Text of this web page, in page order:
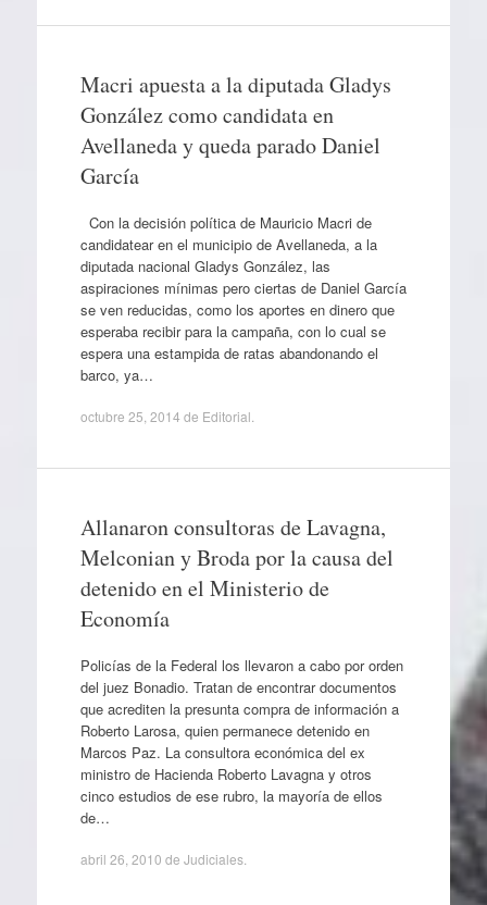
Macri apuesta a la diputada Gladys
González como candidata en
Avellaneda y queda parado Daniel
García
Con la decisión política de Mauricio Macri de
candidatear en el municipio de Avellaneda, a la
diputada nacional Gladys González, las
aspiraciones mínimas pero ciertas de Daniel García
se ven reducidas, como los aportes en dinero que
esperaba recibir para la campaña, con lo cual se
espera una estampida de ratas abandonando el
barco, ya…
octubre 25, 2014 de Editorial
Allanaron consultoras de Lavagna,
Melconian y Broda por la causa del
detenido en el Ministerio de
Economía
Policías de la Federal los llevaron a cabo por orden
del juez Bonadio. Tratan de encontrar documentos
que acrediten la presunta compra de información a
Roberto Larosa, quien permanece detenido en
Marcos Paz. La consultora económica del ex
ministro de Hacienda Roberto Lavagna y otros
cinco estudios de ese rubro, la mayoría de ellos
de…
abril 26, 2010 de Judiciales.